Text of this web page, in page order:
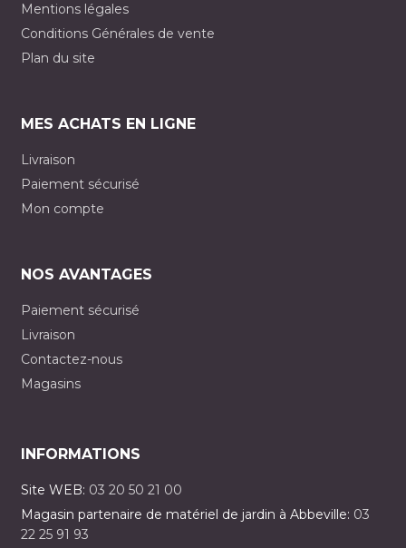
Mentions légales
Conditions Générales de vente
Plan du site
MES ACHATS EN LIGNE
Livraison
Paiement sécurisé
Mon compte
NOS AVANTAGES
Paiement sécurisé
Livraison
Contactez-nous
Magasins
INFORMATIONS
Site WEB: 03 20 50 21 00
Magasin partenaire de matériel de jardin à Abbeville: 03
22 25 91 93